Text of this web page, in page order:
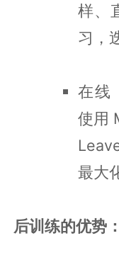
样、
习，
在线
使用
最大
后训练的优势：